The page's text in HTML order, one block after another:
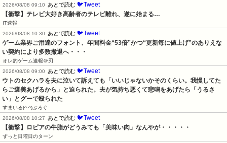
2026/08/08 09:10
あとで読む 🐦Tweet
【衝撃】テレビ大好き高齢者のテレビ離れ、遂に始まる…
IT速報
2026/08/08 10:30
あとで読む 🐦Tweet
ゲーム業界ご用達のフォント、年間料金“53倍”かつ“更新毎に値上げ”のありえな
い契約により多数撤退へ・・・
オレ的ゲーム速報＠刃
2026/08/08 09:00
あとで読む 🐦Tweet
ウトのセクハラを夫に泣いて訴えても「いいじゃないかそのくらい。我慢してた
らご褒美あげるから」と迫られた。夫が気持ち悪くて悲鳴をあげたら「うるさ
い」とグーで殴られた
すまいる(^-^)ぶろぐ
2026/08/08 10:27
あとで読む 🐦Tweet
【衝撃】ロピアの牛脂がどうみても「美味い肉」なんやが・・・・・
ずっと日曜日のターン